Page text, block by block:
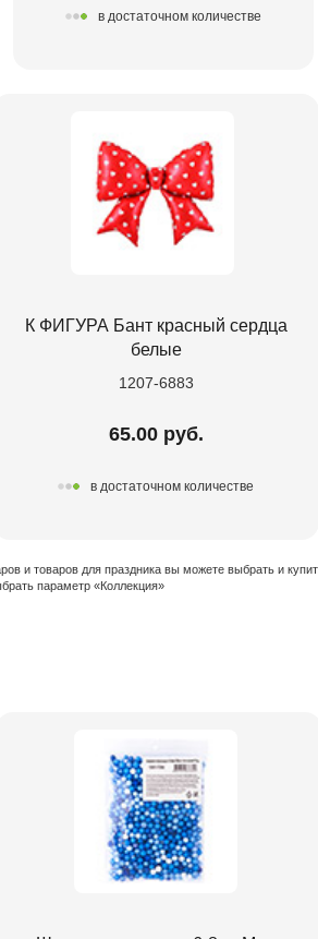
в достаточном количестве
К ФИГУРА Бант красный сердца
белые
1207-6883
65.00 руб.
в достаточном количестве
и товаров для праздника вы можете выбрать и
параметр «Коллекция»